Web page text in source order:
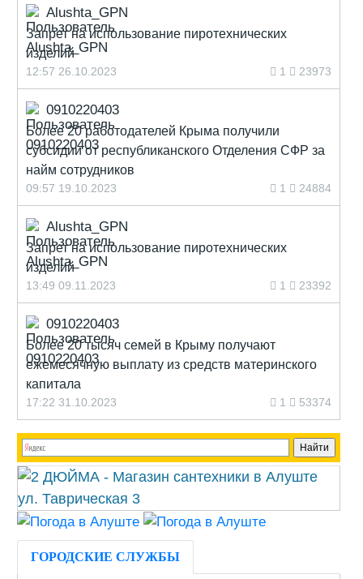
Alushta_GPN
Запрет на использование пиротехнических
изделий
12:57 26.10.2023 1 23973
0910220403
Более 20 работодателей Крыма получили
субсидии от республиканского Отделения СФР за
найм сотрудников
09:57 19.10.2023 1 24884
Alushta_GPN
Запрет на использование пиротехнических
изделий
13:49 09.11.2023 1 23392
0910220403
Более 20 тысяч семей в Крыму получают
ежемесячную выплату из средств материнского
капитала
17:22 31.10.2023 1 53374
ГОРОДСКИЕ СЛУЖБЫ